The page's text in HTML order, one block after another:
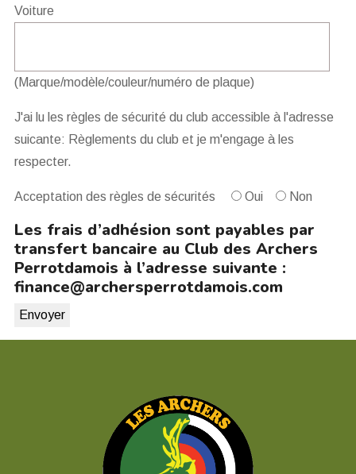
Voiture
(Marque/modèle/couleur/numéro de plaque)
J'ai lu les règles de sécurité du club accessible à l'adresse
suicante: Règlements du club et je m'engage à les
respecter.
Acceptation des règles de sécurités Oui Non
Les frais d’adhésion sont payables par
transfert bancaire au Club des Archers
Perrotdamois à l’adresse suivante :
finance@archersperrotdamois.com